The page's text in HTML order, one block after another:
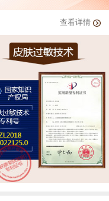
查看详情